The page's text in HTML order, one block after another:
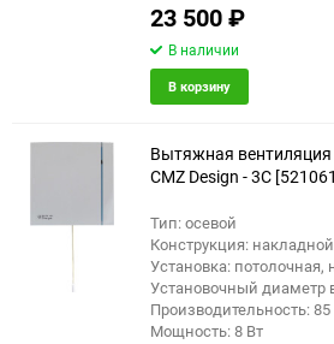
23 500₽
В наличии
В корзину
Вытяжная вентиляция
CMZ Design - 3C
Тип: осевой
Конструкция: накладной
Установка: потолочная,
Установочный диаметр
Производительность:
Мощность: 8 Вт